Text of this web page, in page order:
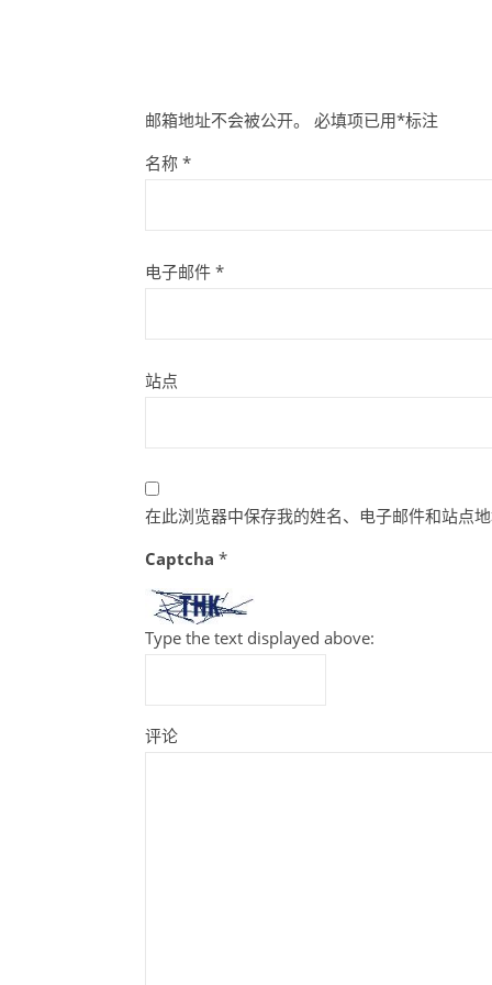
邮箱地址不会被公开。 必填项已用*标注
名称 *
电子邮件 *
站点
在此浏览器中保存我的姓名、电子邮件和站点
Captcha *
Type the text displayed above:
评论